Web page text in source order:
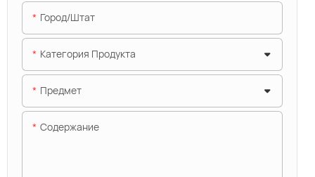
Город/штат
Категория Продукта
Предмет
Содержание